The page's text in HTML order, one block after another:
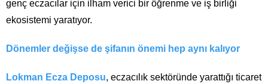
genç eczacılar için ilham verici bir öğrenme ve iş birliği
ekosistemi yaratıyor.
Dönemler değişse de şifanın önemi hep aynı kalıyor
Lokman Ecza Deposu, eczacılık sektöründe yarattığı ticaret